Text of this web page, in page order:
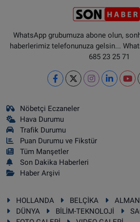
WhatsApp grubumuza abone olun,
haberlerimiz telefonunuza gelsin...
685 23 25 71
Nöbetçi Eczaneler
Hava Durumu
Trafik Durumu
Puan Durumu ve Fikstür
Tüm Manşetler
Son Dakika Haberleri
Haber Arşivi
HOLLANDA BELÇİKA
DÜNYA
BİLİM-TEKNOLOJİ